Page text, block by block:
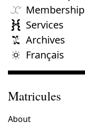
Membership
Services
Archives
Français
Matricules
About